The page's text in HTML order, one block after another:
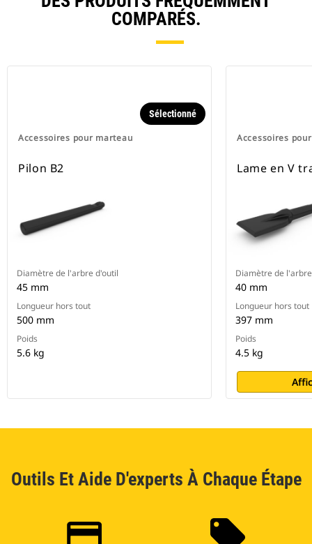
COMPARÉS.
Accessoires pour marteau
Sélectionné
Pilon B2
Diamètre de l'arbre d'outil
45 mm
Longueur hors tout
500 mm
Poids
5.6 kg
Accessoires
Lame en V
Diamètre de
40 mm
Longueur hors tout
397 mm
Poids
4.5 kg
Outils Et Aide D'experts À Chaque Étape